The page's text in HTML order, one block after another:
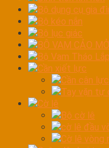
Bộ dụng cụ gia
Bộ kéo nắn
Bộ lục giác
BỘ VAM CẢO
Bộ Vam Tháo
Cần xiết lực
Cần cân lực
Tay vặn tự
Cờ lê
Bộ cờ lê
cờ lê đầu
Cờ lê vòng